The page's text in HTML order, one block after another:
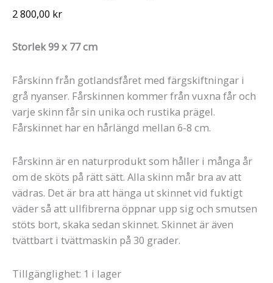
2 800,00 kr
Storlek 99 x 77 cm
Fårskinn från gotlandsfåret med färgskiftningar i
grå nyanser. Fårskinnen kommer från vuxna får och
varje skinn får sin unika och rustika prägel.
Fårskinnet har en hårlängd mellan 6-8 cm.
Fårskinn är en naturprodukt som håller i många år
om de sköts på rätt sätt. Alla skinn mår bra av att
vädras. Det är bra att hänga ut skinnet vid fuktigt
väder så att ullfibrerna öppnar upp sig och smutsen
stöts bort, skaka sedan skinnet. Skinnet är även
tvättbart i tvättmaskin på 30 grader.
Tillgänglighet: 1 i lager
595